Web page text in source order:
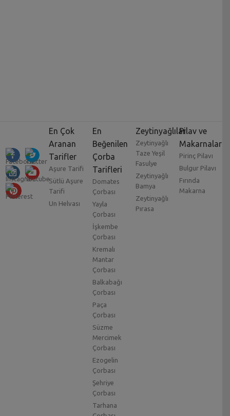
En Çok
Aranan
Tarifler
Aşure Tarifi
Sütlü Aşure
Tarifi
Un Helvası
En
Beğenilen
Çorba
Tarifleri
Domates
Çorbası
Yayla
Çorbası
İşkembe
Çorbası
Kremalı
Mantar
Çorbası
Balkabağı
Çorbası
Paça
Çorbası
Süzme
Mercimek
Çorbası
Ezogelin
Çorbası
Şehriye
Çorbası
Tarhana
Zeytinyağlılar
Zeytinyağlı
Taze Yeşil
Fasulye
Zeytinyağlı
Bamya
Zeytinyağlı
Pırasa
Pilav ve
Makarnalar
Pirinç Pilavı
Bulgur Pilavı
Fırında
Makarna